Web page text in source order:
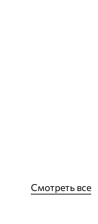
Смотреть все